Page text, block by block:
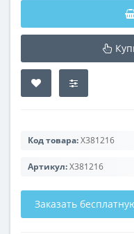
Код товара:X381216
Артикул:X381216
Заказать